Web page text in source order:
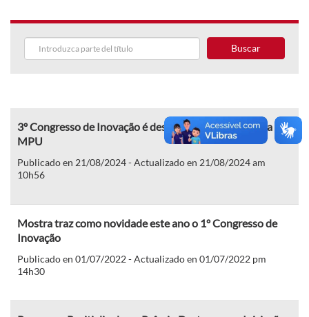
Buscar
3º Congresso de Inovação é destaque da 23ª edição da
MPU
Publicado en 21/08/2024 - Actualizado en 21/08/2024 am
10h56
Mostra traz como novidade este ano o 1º Congresso de
Inovação
Publicado en 01/07/2022 - Actualizado en 01/07/2022 pm
14h30